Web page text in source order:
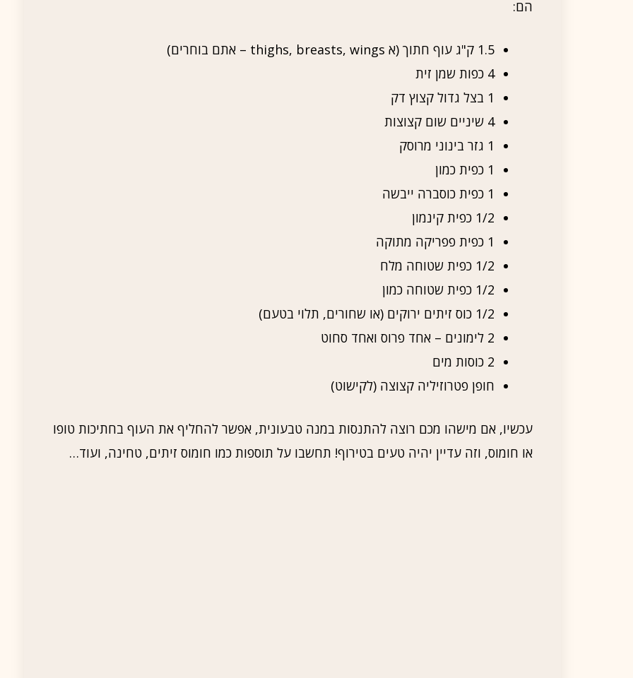
הם:
1.5 ק"ג עוף חתוך (א thighs, breasts, wings – אתם בוחרים)
4 כפות שמן זית
1 בצל גדול קצוץ דק
4 שיניים שום קצוצות
1 גזר בינוני מרוסק
1 כפית כמון
1 כפית כוסברה ייבשה
1/2 כפית קינמון
1 כפית פפריקה מתוקה
1/2 כפית שטוחה מלח
1/2 כפית שטוחה כמון
1/2 כוס זיתים ירוקים (או שחורים, תלוי בטעם)
2 לימונים – אחד פרוס ואחד סחוט
2 כוסות מים
חופן פטרוזיליה קצוצה (לקישוט)
עכשיו, אם מישהו מכם רוצה להתנסות במנה טבעונית, אפשר להחליף את העוף בחתיכות טופו
או חומוס, וזה עדיין יהיה טעים בטירוף! תחשבו על תוספות כמו חומוס זיתים, טחינה, ועוד…